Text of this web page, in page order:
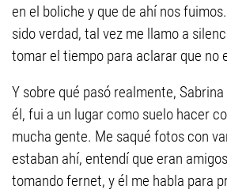
en el boliche y que de ahí nos
sido verdad, tal vez me llamo a
tomar el tiempo para aclarar que no
Y sobre qué pasó realmente,
él, fui a un lugar como suelo hacer
mucha gente. Me saqué fotos con
estaban ahí, entendí que eran
tomando fernet, y él me habla para